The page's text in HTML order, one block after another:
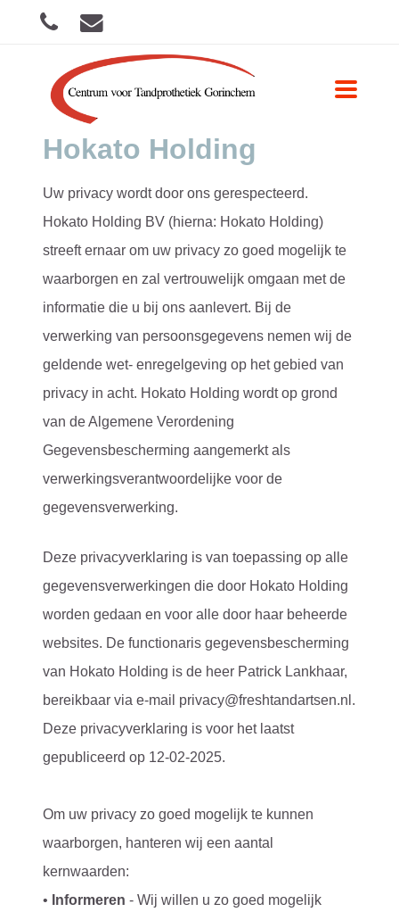
Toggle
Privacyverklaring
Hokato Holding
Uw privacy wordt door ons gerespecteerd.
Hokato Holding BV (hierna: Hokato Holding)
streeft ernaar om uw privacy zo goed mogelijk te
waarborgen en zal vertrouwelijk omgaan met de
informatie die u bij ons aanlevert. Bij de
verwerking van persoonsgegevens nemen wij de
geldende wet- enregelgeving op het gebied van
privacy in acht. Hokato Holding wordt op grond
van de Algemene Verordening
Gegevensbescherming aangemerkt als
verwerkingsverantwoordelijke voor de
gegevensverwerking.
Deze privacyverklaring is van toepassing op alle
gegevensverwerkingen die door Hokato Holding
worden gedaan en voor alle door haar beheerde
websites. De functionaris gegevensbescherming
van Hokato Holding is de heer Patrick Lankhaar,
bereikbaar via e-mail privacy@freshtandartsen.nl.
Deze privacyverklaring is voor het laatst
gepubliceerd op 12-02-2025.
Om uw privacy zo goed mogelijk te kunnen
waarborgen, hanteren wij een aantal
kernwaarden:
• Informeren - Wij willen u zo goed mogelijk